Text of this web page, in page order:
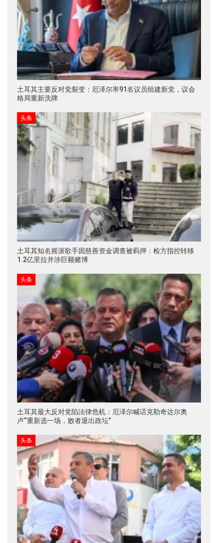
土耳其主要反对党裂变：厄泽尔率91名议员组建新党，议会
格局重新洗牌
头条
土耳其知名摇滚歌手因慈善资金调查被羁押：检方指控转移
1.2亿里拉并涉巨额赌博
头条
土耳其最大反对党陷法律危机：厄泽尔喊话克勒奇达尔奥
卢“重新选一场，败者退出政坛”
头条